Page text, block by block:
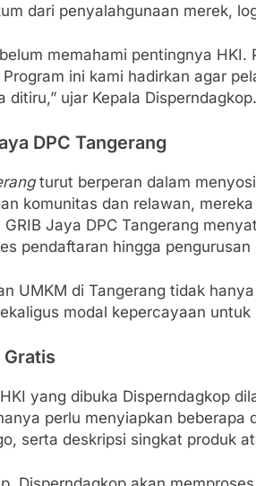
dari penyalahgunaan merek,
memahami pentingnya
ini kami hadirkan agar
ditiru,” ujar Kepala Disperndagkop.
DPC Tangerang
turut berperan dalam
komunitas dan relawan,
Jaya DPC Tangerang
pendaftaran hingga pengurusan
UMKM di Tangerang tidak
modal kepercayaan untuk
Gratis
yang dibuka Disperndagkop
perlu menyiapkan beberapa
serta deskripsi singkat produk